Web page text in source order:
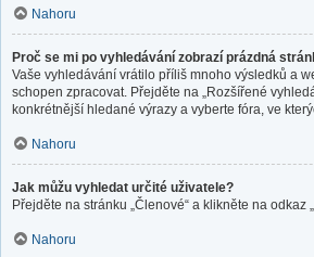
Nahoru
Proč se mi po vyhledávání zobrazí prázdná
Vaše vyhledávání vrátilo příliš mnoho výsledků a
schopen zpracovat. Přejděte na „Rozšířené
konkrétnější hledané výrazy a vyberte fóra, ve
Nahoru
Jak můžu vyhledat určité uživatele?
Přejděte na stránku „Členové“ a klikněte na odkaz
Nahoru